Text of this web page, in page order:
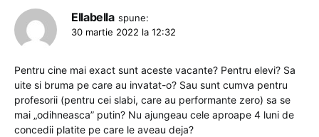
Ellabella spune:
30 martie 2022 la 12:32
Pentru cine mai exact sunt aceste vacante? Pentru elevi? Sa
uite si bruma pe care au invatat-o? Sau sunt cumva pentru
profesorii (pentru cei slabi, care au performante zero) sa se
mai „odihneasca” putin? Nu ajungeau cele aproape 4 luni de
concedii platite pe care le aveau deja?